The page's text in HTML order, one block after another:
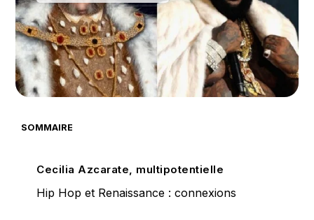
SOMMAIRE
Cecilia Azcarate, multipotentielle
Hip Hop et Renaissance : connexions